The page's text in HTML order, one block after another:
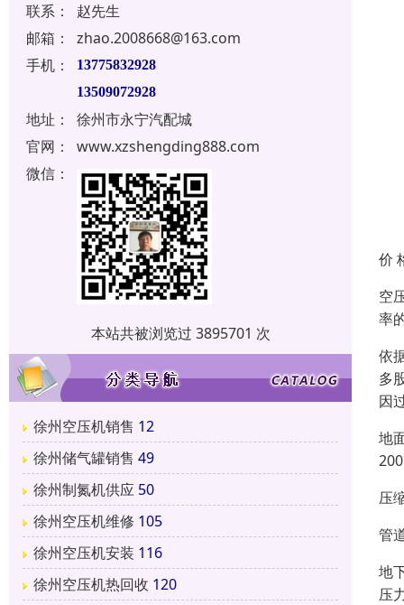
联系：
赵先生
邮箱：
zhao.2008668@163.com
手机：
13775832928
13509072928
地址：
徐州市永宁汽配城
官网：
www.xzshengding888.com
微信：
本站共被浏览过 3895701 次
徐州空压机销售 12
徐州储气罐销售 49
徐州制氮机供应 50
徐州空压机维修 105
徐州空压机安装 116
徐州空压机热回收 120
价
空
率
依
多
因
地
压
管
地
压